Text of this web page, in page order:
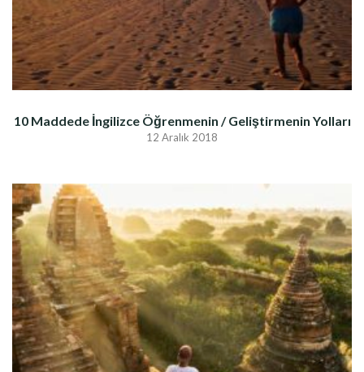
10 Maddede İngilizce Öğrenmenin / Geliştirmenin Yolları
12 Aralık 2018